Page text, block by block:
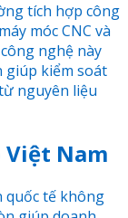
tích hợp công
móc CNC và
nghệ này
giúp kiểm soát
nguyên liệu
Nam
quốc tế không